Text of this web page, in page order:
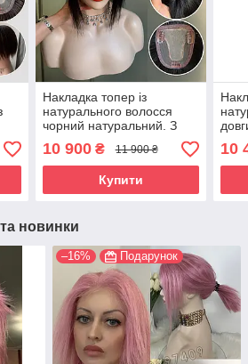
Накладка топер із
натурального волосся
чорний натуральний. З
імітацією шкіри голови, з
чубом
10 900₴ 11 900 ₴
Купити
10
та новинки
–16% Подарунок